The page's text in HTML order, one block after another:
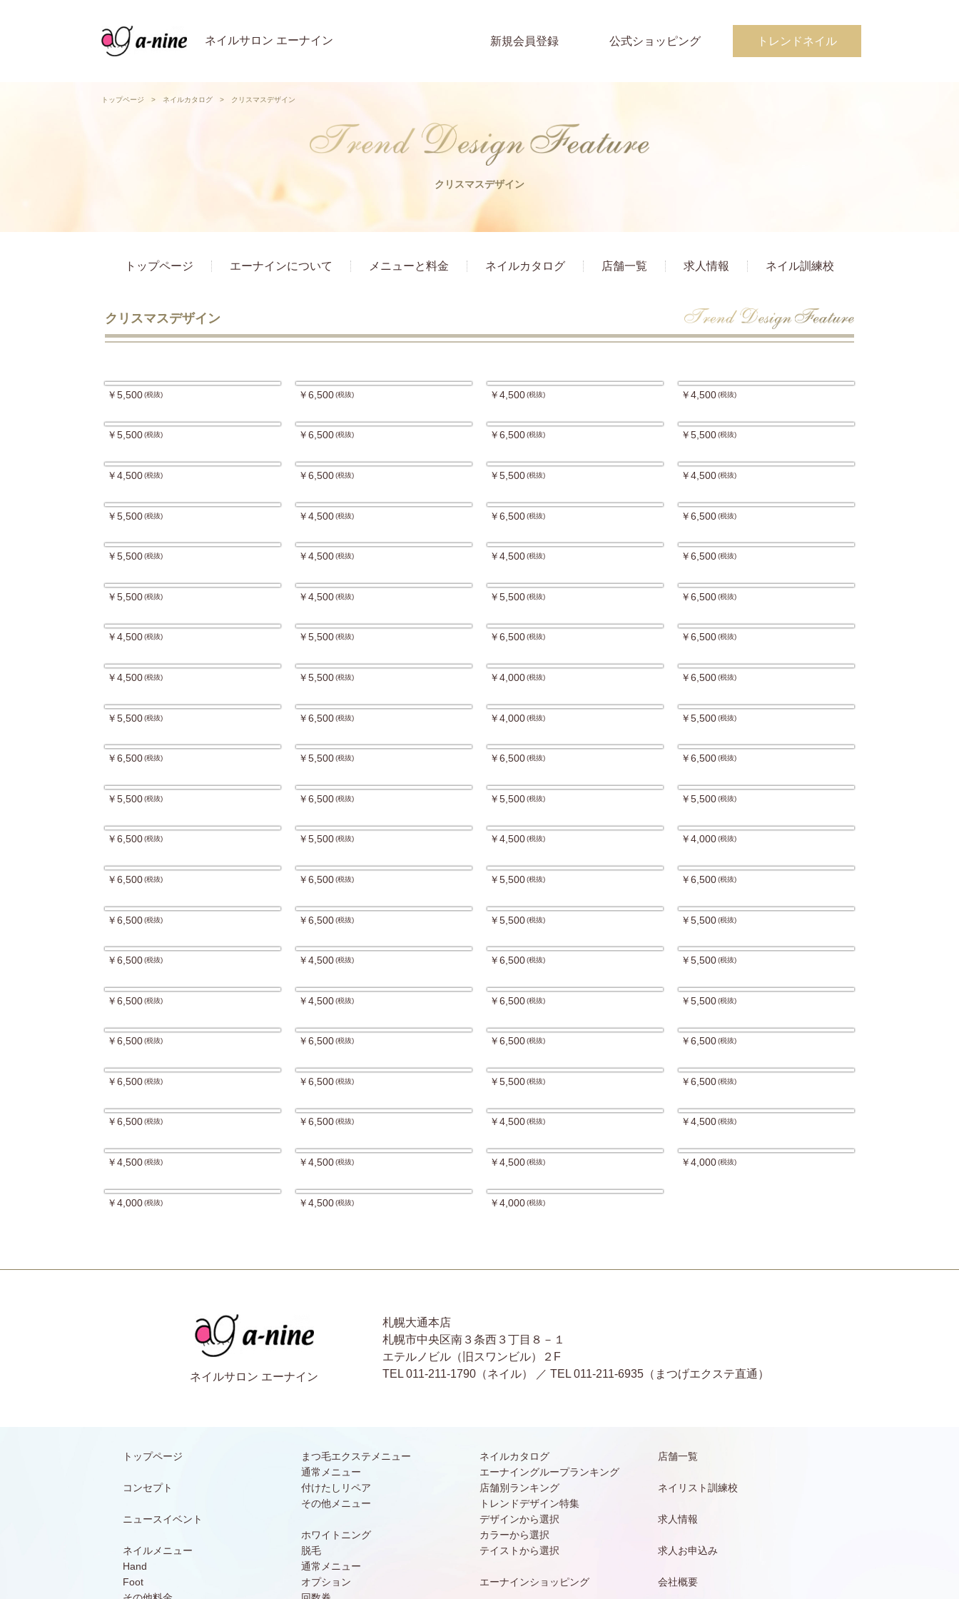
ネイルサロン エーナイン 新規会員登録 公式ショッピング トレンドネイル
トップページ > ネイルカタログ > クリスマスデザイン
クリスマスデザイン
トップページ エーナインについて メニューと料金 ネイルカタログ 店舗一覧 求人情報 ネイル訓練校
クリスマスデザイン
￥5,500 (税抜) ￥6,500 (税抜) ￥4,500 (税抜) ￥4,500 (税抜)
￥5,500 (税抜) ￥6,500 (税抜) ￥6,500 (税抜) ￥5,500 (税抜)
￥4,500 (税抜) ￥6,500 (税抜) ￥5,500 (税抜) ￥4,500 (税抜)
￥5,500 (税抜) ￥4,500 (税抜) ￥6,500 (税抜) ￥6,500 (税抜)
￥5,500 (税抜) ￥4,500 (税抜) ￥4,500 (税抜) ￥6,500 (税抜)
￥5,500 (税抜) ￥4,500 (税抜) ￥5,500 (税抜) ￥6,500 (税抜)
￥4,500 (税抜) ￥5,500 (税抜) ￥6,500 (税抜) ￥6,500 (税抜)
￥4,500 (税抜) ￥5,500 (税抜) ￥4,000 (税抜) ￥6,500 (税抜)
￥5,500 (税抜) ￥6,500 (税抜) ￥4,000 (税抜) ￥5,500 (税抜)
￥6,500 (税抜) ￥5,500 (税抜) ￥6,500 (税抜) ￥6,500 (税抜)
￥5,500 (税抜) ￥6,500 (税抜) ￥5,500 (税抜) ￥5,500 (税抜)
￥6,500 (税抜) ￥5,500 (税抜) ￥4,500 (税抜) ￥4,000 (税抜)
￥6,500 (税抜) ￥6,500 (税抜) ￥5,500 (税抜) ￥6,500 (税抜)
￥6,500 (税抜) ￥6,500 (税抜) ￥5,500 (税抜) ￥5,500 (税抜)
￥6,500 (税抜) ￥4,500 (税抜) ￥6,500 (税抜) ￥5,500 (税抜)
￥6,500 (税抜) ￥4,500 (税抜) ￥6,500 (税抜) ￥5,500 (税抜)
￥6,500 (税抜) ￥6,500 (税抜) ￥6,500 (税抜) ￥6,500 (税抜)
￥6,500 (税抜) ￥6,500 (税抜) ￥5,500 (税抜) ￥6,500 (税抜)
￥6,500 (税抜) ￥6,500 (税抜) ￥4,500 (税抜) ￥4,500 (税抜)
￥4,500 (税抜) ￥4,500 (税抜) ￥4,500 (税抜) ￥4,000 (税抜)
￥4,000 (税抜) ￥4,500 (税抜) ￥4,000 (税抜)
ネイルサロン エーナイン
札幌大通本店
札幌市中央区南３条西３丁目８－１
エテルノビル（旧スワンビル）２F
TEL 011-211-1790（ネイル） ／ TEL 011-211-6935（まつげエクステ直通）
トップページ
コンセプト
ニュースイベント
ネイルメニュー
Hand
Foot
まつ毛エクステメニュー
通常メニュー
付けたしリペア
その他メニュー
ホワイトニング
脱毛
通常メニュー
オプション
ネイルカタログ
エーナイングループランキング
店舗別ランキング
トレンドデザイン特集
デザインから選択
カラーから選択
テイストから選択
エーナインショッピング
店舗一覧
ネイリスト訓練校
求人情報
求人お申込み
会社概要